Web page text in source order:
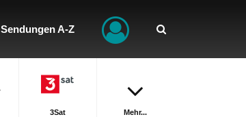
Sendungen A-Z
3Sat Mehr...